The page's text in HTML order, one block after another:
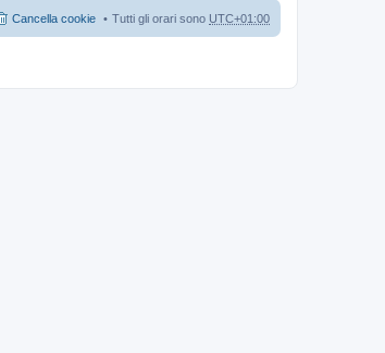
Tutti gli orari sono UTC+01:00
Cancella cookie